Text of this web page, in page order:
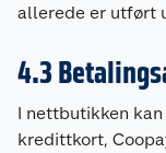
allerede er utført
4.3
I nettbutikken
kredittkort,